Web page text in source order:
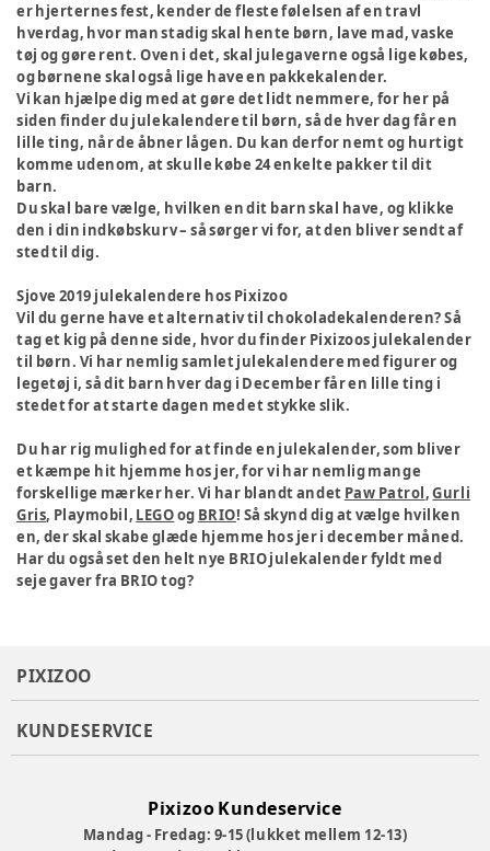
er hjerternes fest, kender de fleste følelsen af en travl
hverdag, hvor man stadig skal hente børn, lave mad, vaske
tøj og gøre rent. Oven i det, skal julegaverne også lige købes,
og børnene skal også lige have en pakkekalender.
Vi kan hjælpe dig med at gøre det lidt nemmere, for her på
siden finder du julekalendere til børn, så de hver dag får en
lille ting, når de åbner lågen. Du kan derfor nemt og hurtigt
komme udenom, at skulle købe 24 enkelte pakker til dit
barn.
Du skal bare vælge, hvilken en dit barn skal have, og klikke
den i din indkøbskurv – så sørger vi for, at den bliver sendt af
sted til dig.
Sjove 2019 julekalendere hos Pixizoo
Vil du gerne have et alternativ til chokoladekalenderen? Så
tag et kig på denne side, hvor du finder Pixizoos julekalender
til børn. Vi har nemlig samlet julekalendere med figurer og
legetøj i, så dit barn hver dag i December får en lille ting i
stedet for at starte dagen med et stykke slik.
Du har rig mulighed for at finde en julekalender, som bliver
et kæmpe hit hjemme hos jer, for vi har nemlig mange
forskellige mærker her. Vi har blandt andet Paw Patrol,Gurli
Gris, Playmobil, LEGOog BRIO! Så skynd dig at vælge hvilken
en, der skal skabe glæde hjemme hos jer i december måned.
Har du også set den helt nye BRIO julekalender fyldt med
seje gaver fra BRIO tog?
PIXIZOO
KUNDESERVICE
Pixizoo Kundeservice
Mandag - Fredag: 9-15 (lukket mellem 12-13)